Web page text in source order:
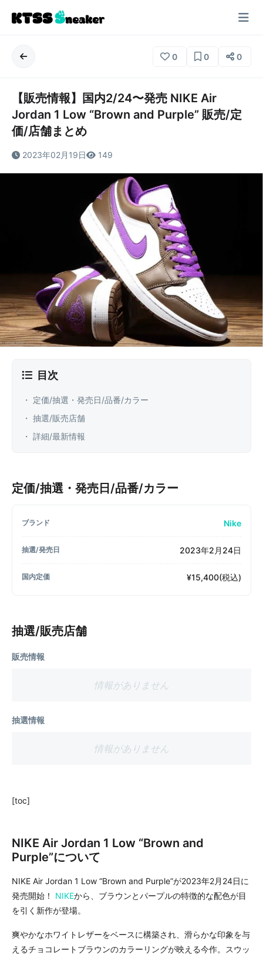
0 0 0
【販売情報】国内2/24〜発売 NIKE Air
Jordan 1 Low “Brown and Purple” 販売/定
価/店舗まとめ
2023年02月19日 149
目次
・ 定価/抽選・発売日/品番/カラー
・ 抽選/販売店舗
・ 詳細/最新情報
定価/抽選・発売日/品番/カラー
ブランド Nike
抽選/発売日 2023年2月24日
国内定価 ¥15,400(税込)
抽選/販売店舗
販売情報
情報がありません
抽選情報
情報がありません
[toc]
NIKE Air Jordan 1 Low “Brown and
Purple”について
NIKE Air Jordan 1 Low “Brown and Purple”が2023年2月24日に
発売開始！ NIKEから、ブラウンとパープルの特徴的な配色が目
を引く新作が登場。
爽やかなホワイトレザーをベースに構築され、滑らかな印象を与
えるチョコレートブラウンのカラーリングが映える今作。スウッ